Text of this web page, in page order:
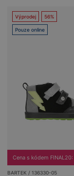
Výprodej 56%
Pouze online
Cena s kódem FINAL20:
BARTEK / 136330-05